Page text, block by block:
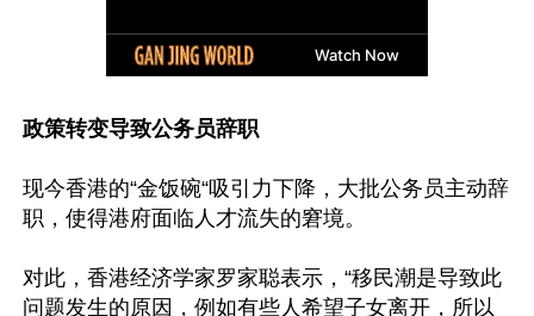
政策转变导致公务员辞职
现今香港的“金饭碗“吸引力下降，大批公务员主动辞
职，使得港府面临人才流失的窘境。
对此，香港经济学家罗家聪表示，“移民潮是导致此
问题发生的原因，例如有些人希望子女离开，所以